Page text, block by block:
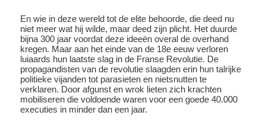
En wie in deze wereld tot de elite behoorde, die deed nu
niet meer wat hij wilde, maar deed zijn plicht. Het duurde
bijna 300 jaar voordat deze ideeën overal de overhand
kregen. Maar aan het einde van de 18e eeuw verloren
luiaards hun laatste slag in de Franse Revolutie. De
propagandisten van de revolutie slaagden erin hun talrijke
politieke vijanden tot parasieten en nietsnutten te
verklaren. Door afgunst en wrok lieten zich krachten
mobiliseren die voldoende waren voor een goede 40.000
executies in minder dan een jaar.